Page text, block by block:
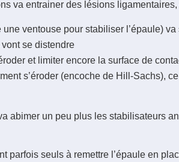
va entrainer des lésions
ventouse pour stabiliser l’épaule)
se distendre
et limiter encore la surface de
s’éroder (encoche de Hill-Sachs),
abimer un peu plus les stabilisateurs
parfois seuls à remettre l’épaule en